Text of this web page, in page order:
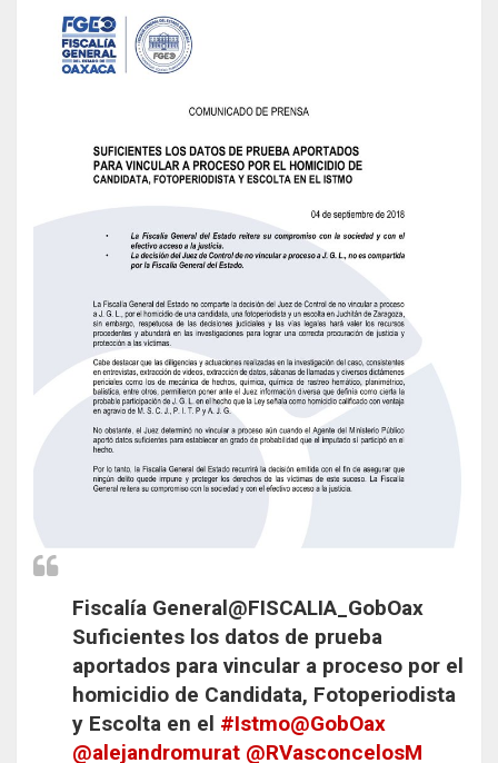
Fiscalía General@FISCALIA_GobOax
Suficientes los datos de prueba
aportados para vincular a proceso por el
homicidio de Candidata, Fotoperiodista
y Escolta en el #Istmo@GobOax
@alejandromurat @RVasconcelosM